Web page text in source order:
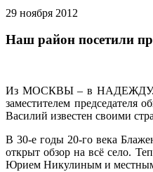
29 ноября 2012
Наш район посетили
Из МОСКВЫ – в НАДЕЖДУ. Село
заместителем
Василий известен своими
В 30-е годы 20-го века
открыт обзор на всё село.
Юрием Никулиным и местным